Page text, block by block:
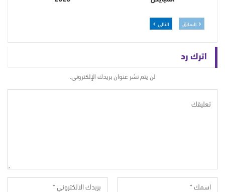
السابق التالي
اترك رد
لن يتم نشر عنوان بريدك الإلكتروني.